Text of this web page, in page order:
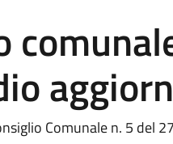
Comunale n. 5 del